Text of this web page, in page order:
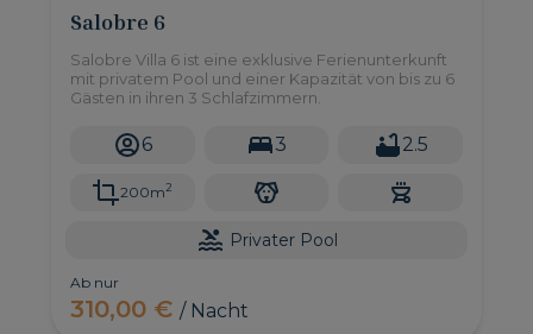
Salobre 6
Salobre Villa 6 ist eine exklusive Ferienunterkunft
mit privatem Pool und einer Kapazität von bis zu 6
Gästen in ihren 3 Schlafzimmern.
6 3 2.5
200m2
Privater Pool
Ab nur
310,00 €/ Nacht